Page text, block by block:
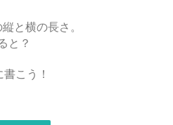
と横の長さ。
と？
こう！